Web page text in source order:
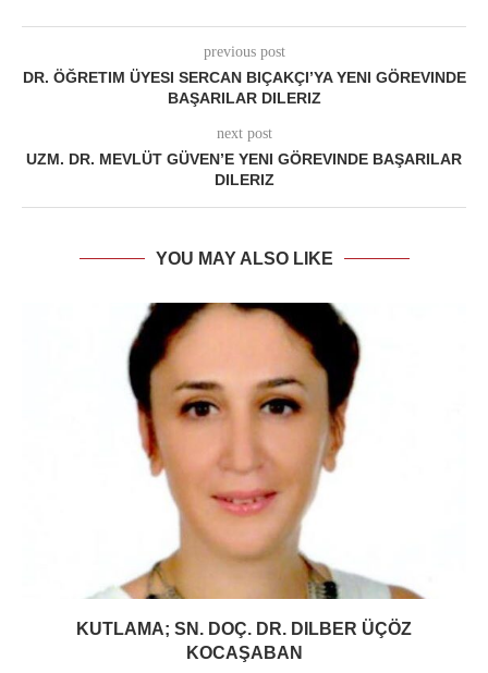
previous post
DR. ÖĞRETIM ÜYESI SERCAN BIÇAKÇI’YA YENI GÖREVINDE
BAŞARILAR DILERIZ
next post
UZM. DR. MEVLÜT GÜVEN’E YENI GÖREVINDE BAŞARILAR
DILERIZ
YOU MAY ALSO LIKE
KUTLAMA; SN. DOÇ. DR. DILBER ÜÇÖZ
KOCAŞABAN